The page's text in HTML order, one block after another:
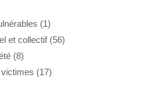
(1)
et collectif (56)
(8)
(17)